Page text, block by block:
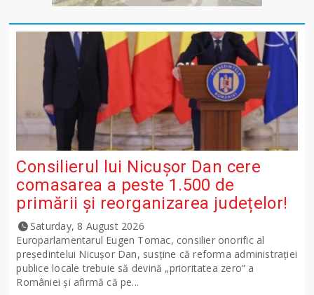
Consilierul lui Nicușor Dan cere
comasarea a peste 1.500 de
primării și reorganizarea județelor!
Saturday, 8 August 2026
Europarlamentarul Eugen Tomac, consilier onorific al
președintelui Nicușor Dan, susține că reforma administrației
publice locale trebuie să devină „prioritatea zero” a
României și afirmă că pe...